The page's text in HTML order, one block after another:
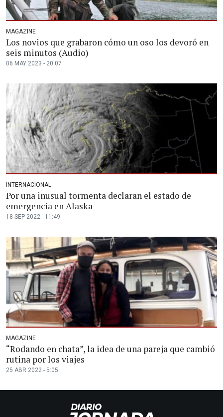
MAGAZINE
Los novios que grabaron cómo un oso los devoró en
seis minutos (Audio)
06 MAY 2023 - 20:07
INTERNACIONAL
Por una inusual tormenta declaran el estado de
emergencia en Alaska
18 SEP 2022 - 11:49
MAGAZINE
“Rodando en chata”, la idea de una pareja que cambió
rutina por los viajes
25 ABR 2022 - 5:05